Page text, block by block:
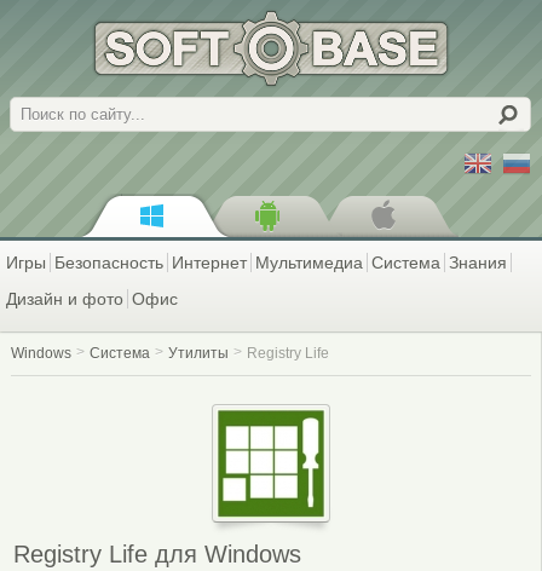
Поиск
Игры Безопасность Интернет Мультимедиа Система Знания
Дизайн и фото Офис
Windows Система Утилиты Registry Life
Registry Life для Windows